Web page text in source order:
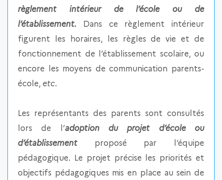
règlement intérieur de l’école ou de
l’établissement. Dans ce règlement intérieur
figurent les horaires, les règles de vie et de
fonctionnement de l’établissement scolaire, ou
encore les moyens de communication parents-
école, etc.
Les représentants des parents sont consultés
lors de l’adoption du projet d’école ou
d’établissement proposé par l’équipe
pédagogique. Le projet précise les priorités et
objectifs pédagogiques mis en place au sein de